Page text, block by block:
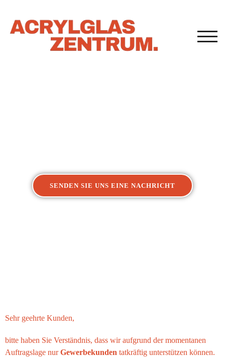
SENDEN SIE UNS EINE NACHRICHT
Sehr geehrte Kunden,
bitte haben Sie Verständnis, dass wir aufgrund der momentanen
Auftragslage nurGewerbekunden tatkräftig unterstützen können.